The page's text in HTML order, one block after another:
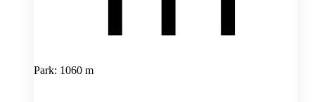
Park: 1060 m